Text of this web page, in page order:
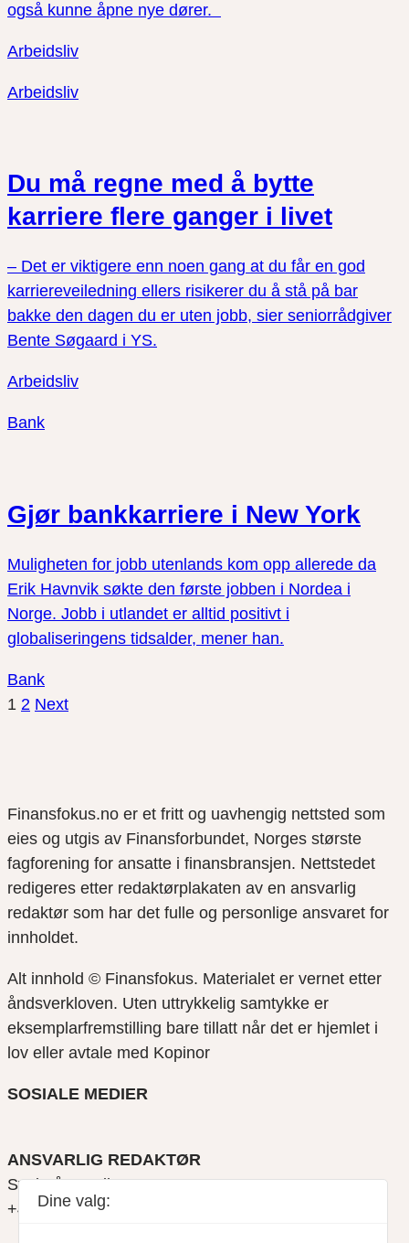
også kunne åpne nye dører.
Arbeidsliv
Arbeidsliv
Du må regne med å bytte
karriere flere ganger i livet
– Det er viktigere enn noen gang at du får en god
karriereveiledning ellers risikerer du å stå på bar
bakke den dagen du er uten jobb, sier seniorrådgiver
Bente Søgaard i YS.
Arbeidsliv
Bank
Gjør bankkarriere i New York
Muligheten for jobb utenlands kom opp allerede da
Erik Havnvik søkte den første jobben i Nordea i
Norge. Jobb i utlandet er alltid positivt i
globaliseringens tidsalder, mener han.
Bank
1 2 Next
Finansfokus.no er et fritt og uavhengig nettsted som
eies og utgis av Finansforbundet, Norges største
fagforening for ansatte i finansbransjen. Nettstedet
redigeres etter redaktørplakaten av en ansvarlig
redaktør som har det fulle og personlige ansvaret for
innholdet.
Alt innhold © Finansfokus. Materialet er vernet etter
åndsverkloven. Uten uttrykkelig samtykke er
eksemplarfremstilling bare tillatt når det er hjemlet i
lov eller avtale med Kopinor
SOSIALE MEDIER
ANSVARLIG REDAKTØR
Svein Åge Eriksen
+47 900 79 547
Dine valg: